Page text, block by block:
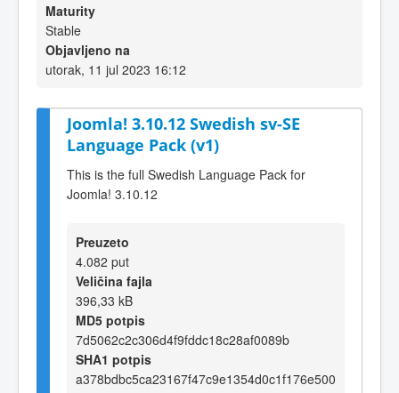
Maturity
Stable
Objavljeno na
utorak, 11 jul 2023 16:12
Joomla! 3.10.12 Swedish sv-SE
Language Pack (v1)
This is the full Swedish Language Pack for
Joomla! 3.10.12
Preuzeto
4.082 put
Veličina fajla
396,33 kB
MD5 potpis
7d5062c2c306d4f9fddc18c28af0089b
SHA1 potpis
a378bdbc5ca23167f47c9e1354d0c1f176e500